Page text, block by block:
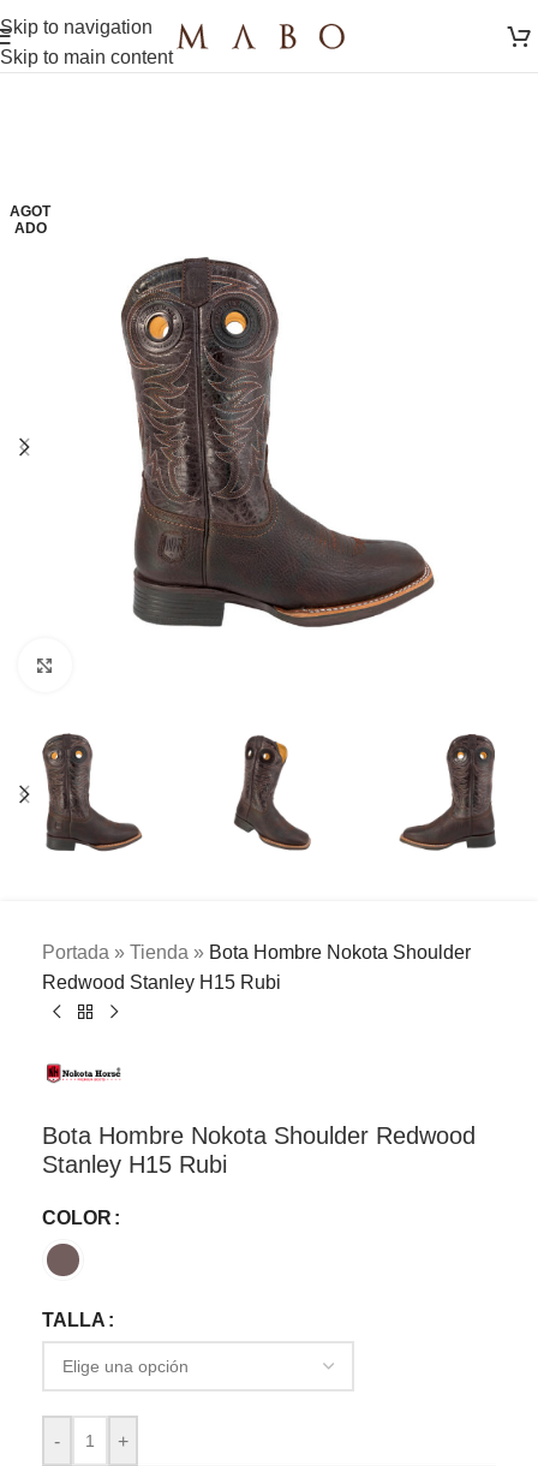
Skip to navigation
Skip to main content
AGOT
ADO
Portada » Tienda » Bota Hombre Nokota Shoulder
Redwood Stanley H15 Rubi
Bota Hombre Nokota Shoulder Redwood
Stanley H15 Rubi
COLOR
TALLA
- +